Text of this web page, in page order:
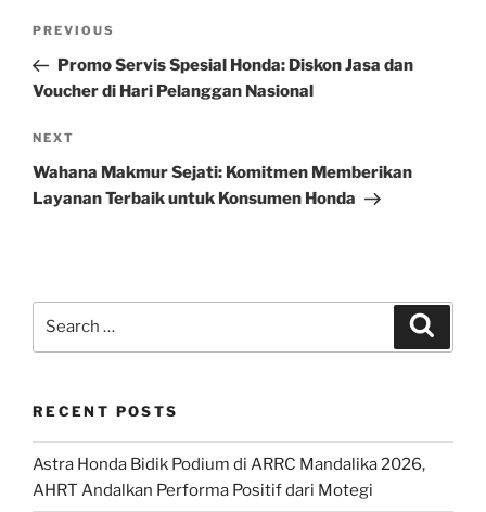
Previous
Post
PREVIOUS
Promo Servis Spesial Honda: Diskon Jasa dan
Voucher di Hari Pelanggan Nasional
Next
Post
NEXT
Wahana Makmur Sejati: Komitmen Memberikan
Layanan Terbaik untuk Konsumen Honda
RECENT POSTS
Astra Honda Bidik Podium di ARRC Mandalika 2026,
AHRT Andalkan Performa Positif dari Motegi